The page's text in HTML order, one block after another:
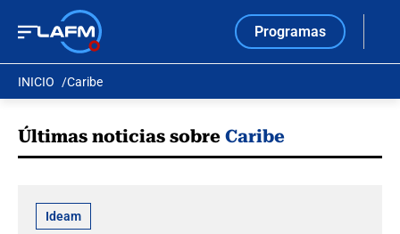
Programas
INICIO Caribe
Últimas noticias sobre Caribe
Ideam